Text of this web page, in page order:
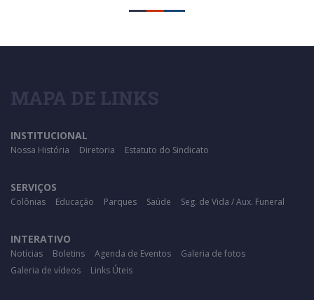
MAPA DE LINKS
INSTITUCIONAL
Nossa História Diretoria Estatuto do Sindicato
SERVIÇOS
Colônias Educação Parques Saúde Seg. de Vida / Aux. Funeral
INTERATIVO
Notícias Boletins Agenda de Eventos
Galeria de fotos
Galeria de vídeos
Links Úteis